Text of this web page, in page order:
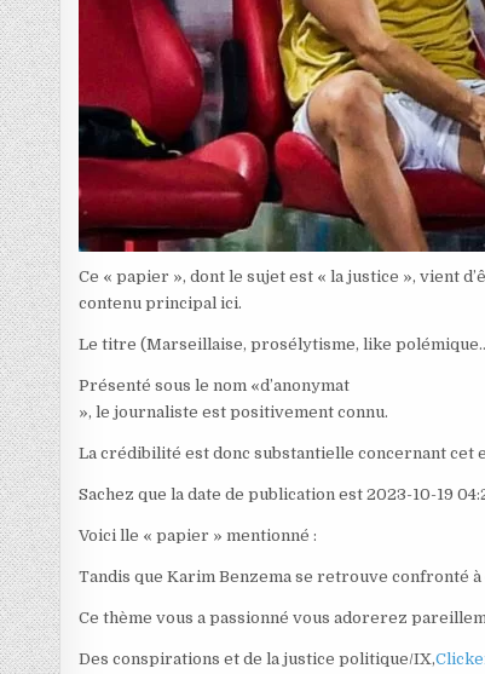
Ce « papier », dont le sujet est « la justice », vient
contenu principal ici.
Le titre (Marseillaise, prosélytisme, like
Présenté sous le nom «d’anonymat
», le journaliste est positivement connu.
La crédibilité est donc substantielle concernant cet
Sachez que la date de publication est 2023-10-19
Voici lle « papier » mentionné :
Tandis que Karim Benzema se retrouve confronté
Ce thème vous a passionné vous adorerez
Des conspirations et de la justice politique/IX,